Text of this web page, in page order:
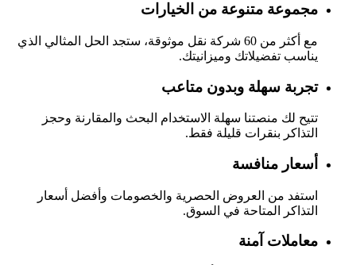
مجموعة متنوعة من الخيارات
مع أكثر من 60 شركة نقل موثوقة، ستجد الحل المثالي الذي
يناسب تفضيلاتك وميزانيتك.
تجربة سهلة وبدون متاعب
تتيح لك منصتنا سهلة الاستخدام البحث والمقارنة وحجز
التذاكر بنقرات قليلة فقط.
أسعار منافسة
استفد من العروض الحصرية والخصومات وأفضل أسعار
التذاكر المتاحة في السوق.
معاملات آمنة